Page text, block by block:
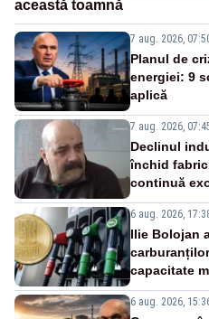
această toamnă
7 aug. 2026,
Planul de
energiei: 9
aplică
7 aug. 2026,
Declinul
închid
continuă
6 aug. 2026,
Ilie Bolojan
capacitate
6 aug. 2026,